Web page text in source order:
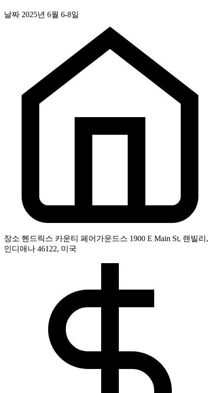
날짜 2025년 6월 6-8일
장소 헨드릭스 카운티 페어가운드스 1900 E Main St, 랜빌리,
인디애나 46122, 미국